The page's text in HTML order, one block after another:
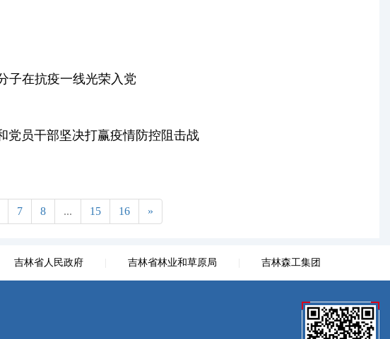
子在抗疫一线光荣入党
员干部坚决打赢疫情防控阻击战
7 8 ... 15 16 »
吉林省人民政府 吉林省林业和草原局 吉林森工集团